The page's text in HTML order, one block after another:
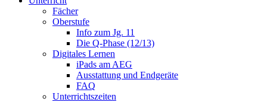
Fächer
Oberstufe
Info zum Jg. 11
Die Q-Phase (12/13)
Digitales Lernen
iPads am AEG
Ausstattung und Endgeräte
FAQ
Unterrichtszeiten